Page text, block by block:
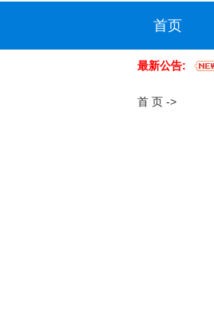
首页
最新公告:
首 页 ->